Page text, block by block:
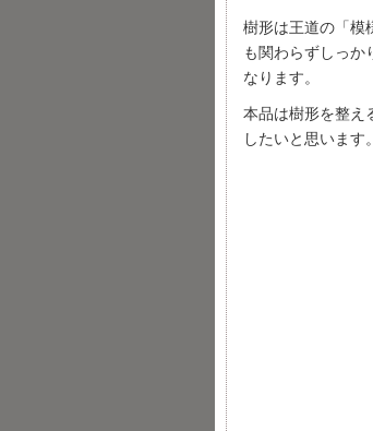
樹形は王道の「模
も関わらずしっか
なります。
本品は樹形を整え
したいと思います。